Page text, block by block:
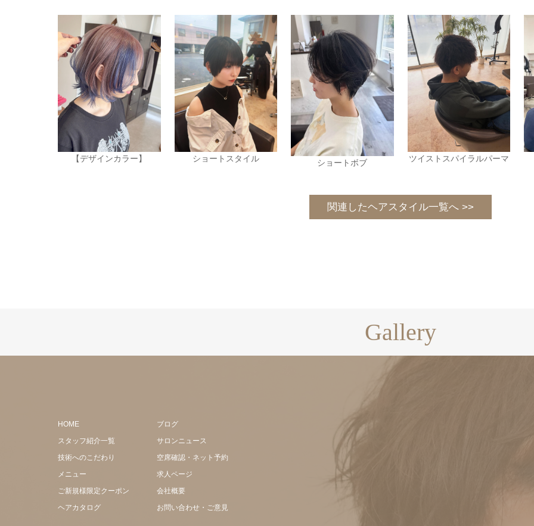
【デザインカラー】 ショートスタイル ショートボブ ツイストスパイラルパーマ
関連したヘアスタイル一覧へ >>
Gallery
HOME
スタッフ紹介一覧
技術へのこだわり
メニュー
ご新規様限定クーポン
ヘアカタログ
ブログ
サロンニュース
空席確認・ネット予約
求人ページ
会社概要
お問い合わせ・ご意見